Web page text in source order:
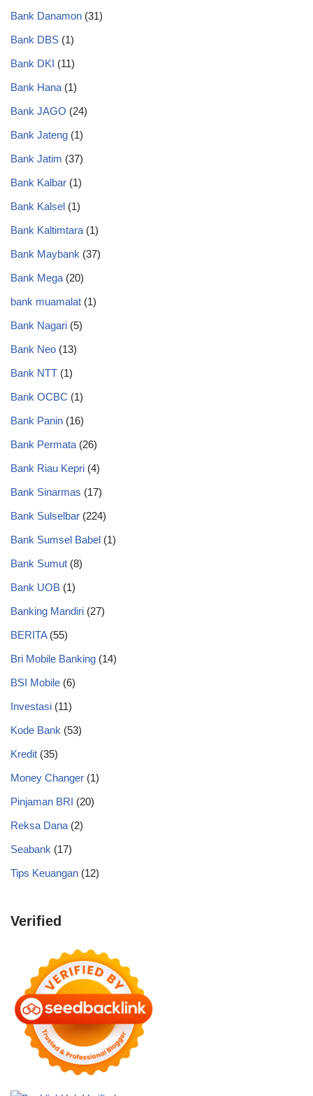
Bank Danamon (31)
Bank DBS (1)
Bank DKI (11)
Bank Hana (1)
Bank JAGO (24)
Bank Jateng (1)
Bank Jatim (37)
Bank Kalbar (1)
Bank Kalsel (1)
Bank Kaltimtara (1)
Bank Maybank (37)
Bank Mega (20)
bank muamalat (1)
Bank Nagari (5)
Bank Neo (13)
Bank NTT (1)
Bank OCBC (1)
Bank Panin (16)
Bank Permata (26)
Bank Riau Kepri (4)
Bank Sinarmas (17)
Bank Sulselbar (224)
Bank Sumsel Babel (1)
Bank Sumut (8)
Bank UOB (1)
Banking Mandiri (27)
BERITA(55)
Bri Mobile Banking (14)
BSI Mobile (6)
Investasi (11)
Kode Bank (53)
Kredit (35)
Money Changer (1)
Pinjaman BRI (20)
Reksa Dana (2)
Seabank (17)
Tips Keuangan (12)
Verified